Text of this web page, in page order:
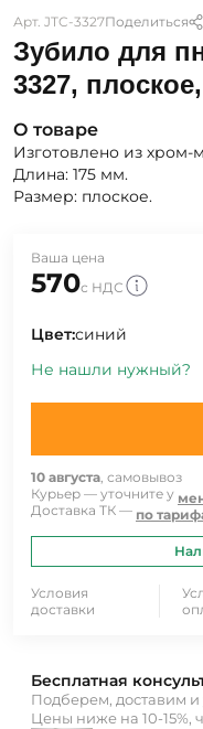
Арт. JTC-3327Поделиться
Зубило для
3327,
О товаре
Изготовлено из хром-
Длина: 175 мм.
Размер: плоское.
Ваша цена
570с НДС
Цвет:синий
Не нашли нужный?
10 августа , самовывоз
Курьер — уточните у
Доставка ТК — по
Условия
доставки
Бесплатная
Подберем, доставим
Цены ниже на 10-15%,